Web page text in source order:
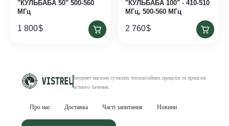
"КУЛЬБАБА 50" 500-560
МГц
1 800$
"КУЛЬБАБА 100" - 410-510
МГц, 500-560 МГц
2 760$
Інтернет магазин сучасних тепловізійнихприцілів та прицілів
нічного бачення
Про нас Доставка Часті запитання Новини